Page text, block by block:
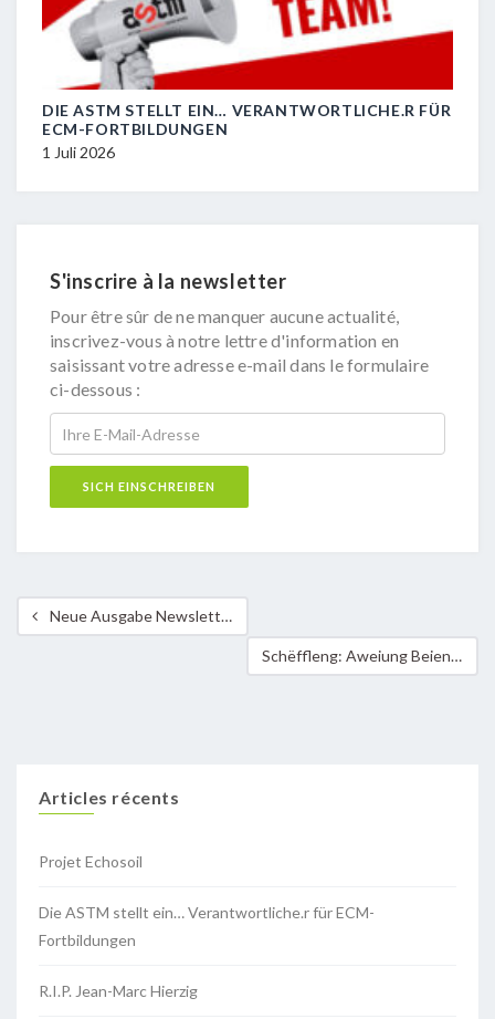
DIE ASTM STELLT EIN… VERANTWORTLICHE.R FÜR
ECM-FORTBILDUNGEN
1 Juli 2026
S'inscrire à la newsletter
Pour être sûr de ne manquer aucune actualité,
inscrivez-vous à notre lettre d'information en
saisissant votre adresse e-mail dans le formulaire
ci-dessous :
Neue Ausgabe Newsletter Klima-Bündnis Lëtzebuerg
Schëffleng: Aweiung Beienhaus a Beiestäck
Articles récents
Projet Echosoil
Die ASTM stellt ein… Verantwortliche.r für ECM-
Fortbildungen
R.I.P. Jean-Marc Hierzig